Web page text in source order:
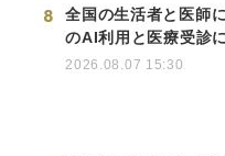
8
全国の生活者と医師
のAI利用と医療受診
2026.08.07 15:30